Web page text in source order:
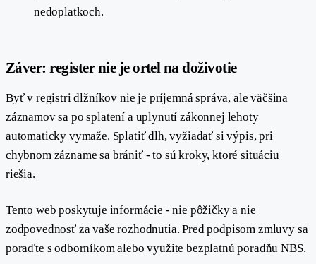
nedoplatkoch.
Záver: register nie je ortel na doživotie
Byť v registri dlžníkov nie je príjemná správa, ale väčšina
záznamov sa po splatení a uplynutí zákonnej lehoty
automaticky vymaže. Splatiť dlh, vyžiadať si výpis, pri
chybnom zázname sa brániť - to sú kroky, ktoré situáciu
riešia.
Tento web poskytuje informácie - nie pôžičky a nie
zodpovednosť za vaše rozhodnutia. Pred podpisom zmluvy sa
poraďte s odborníkom alebo využite bezplatnú poradňu NBS.